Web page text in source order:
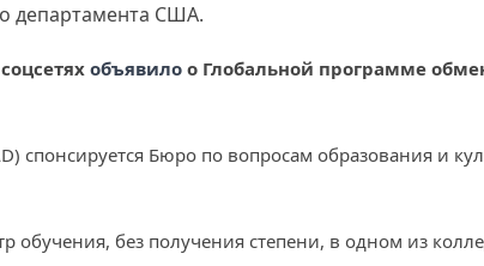
департамента США.
объявило о Глобальной программе
спонсируется Бюро по вопросам образования и
обучения, без получения степени, в одном из